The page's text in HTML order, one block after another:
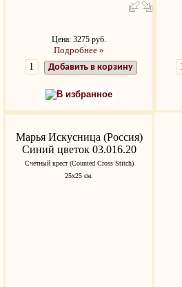
Цена: 3275 руб.
Подробнее »
Добавить в корзину
В избранное
Марья Искусница (Россия)
Синий цветок 03.016.20
Счетный крест (Counted Cross Stitch)
25x25 см.